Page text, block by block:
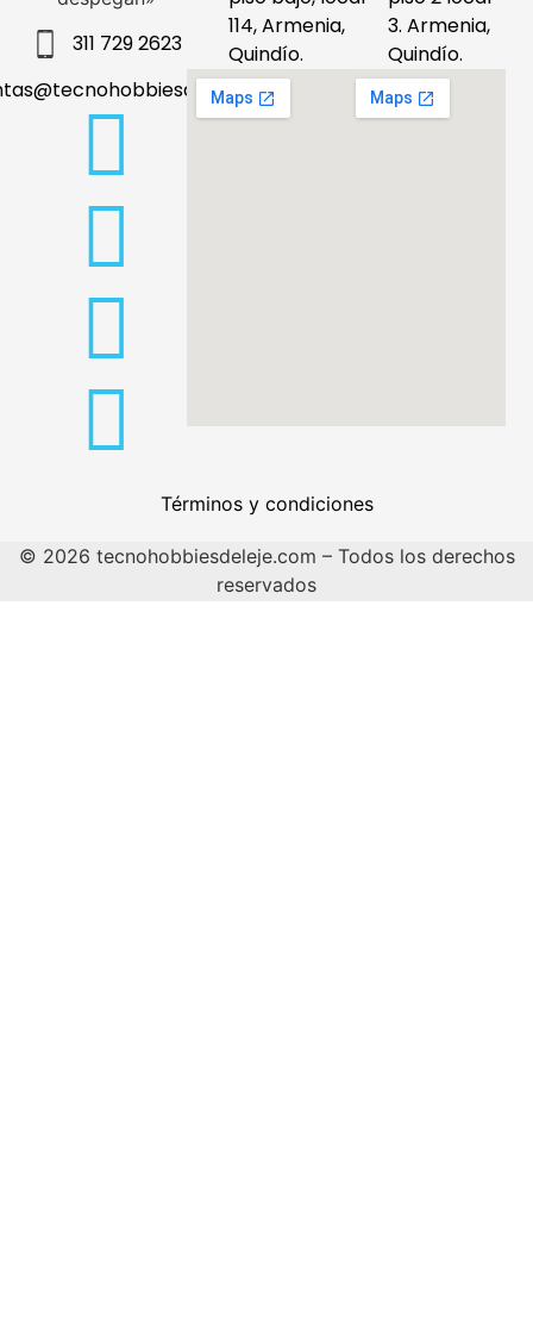
311 729 2623
114, Armenia,
Quindío.
3. Armenia,
Quindío.
Términos y condiciones
© 2026 tecnohobbiesdeleje.com – Todos los derechos
reservados